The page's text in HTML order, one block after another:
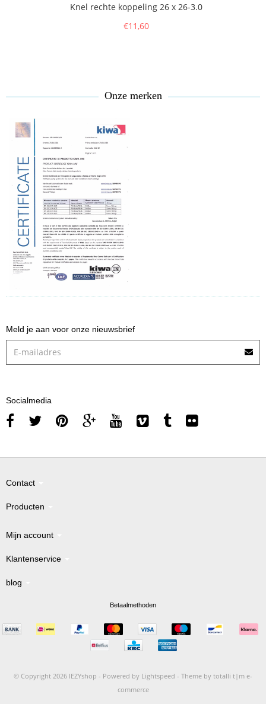
Knel rechte koppeling 26 x 26-3.0
€11,60
Onze merken
Meld je aan voor onze nieuwsbrief
Socialmedia
Contact
Producten
Mijn account
Klantenservice
blog
Betaalmethoden
© Copyright 2026 IEZYshop - Powered by Lightspeed - Theme by totalli t|m e-
commerce